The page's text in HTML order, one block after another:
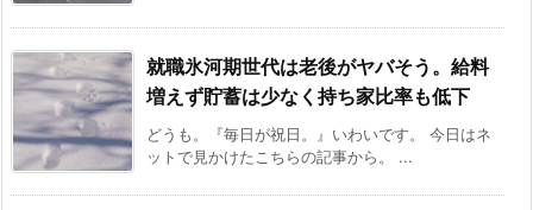
就職氷河期世代は老後がヤバそう。給料
増えず貯蓄は少なく持ち家比率も低下
どうも。『毎日が祝日。』いわいです。 今日はネ
ットで見かけたこちらの記事から。 ...